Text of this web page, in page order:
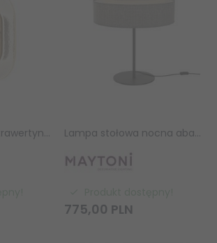
Kinkiet ścienny z trawertynu designerski nowoczesny dekoracyjny Maytoni Tavo MOD453WL-L11BGK Lampa stołowa nocna abażurowa czarna minimalistyczna klasyczna MAYTONI Bergamo MOD613TL-02GR
775,00 PLN